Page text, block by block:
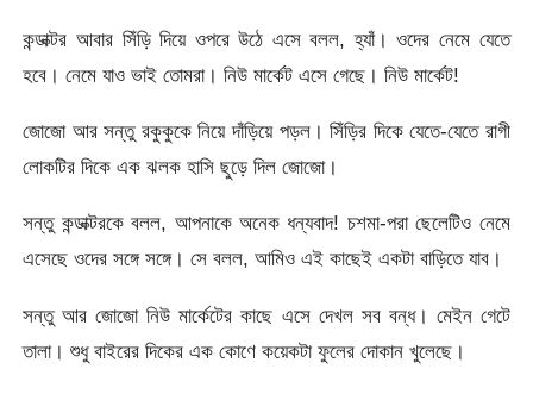
কন্ডাক্টর আবার সিঁড়ি দিয়ে ওপরে উঠে এসে বলল, হ্যাঁ। ওদের নেমে যেতে
হবে। নেমে যাও ভাই তোমরা। নিউ মার্কেট এসে গেছে। নিউ মার্কেট!
জোজো আর সন্তু রকুকুকে নিয়ে দাঁড়িয়ে পড়ল। সিঁড়ির দিকে যেতে-যেতে রাগী
লোকটির দিকে এক ঝলক হাসি ছুড়ে দিল জোজো।
সন্তু কন্ডাক্টরকে বলল, আপনাকে অনেক ধন্যবাদ! চশমা-পরা ছেলেটিও নেমে
এসেছে ওদের সঙ্গে সঙ্গে। সে বলল, আমিও এই কাছেই একটা বাড়িতে যাব।
সন্তু আর জোজো নিউ মার্কেটের কাছে এসে দেখল সব বন্ধ। মেইন গেটে
তালা। শুধু বাইরের দিকের এক কোণে কয়েকটা ফুলের দোকান খুলেছে।